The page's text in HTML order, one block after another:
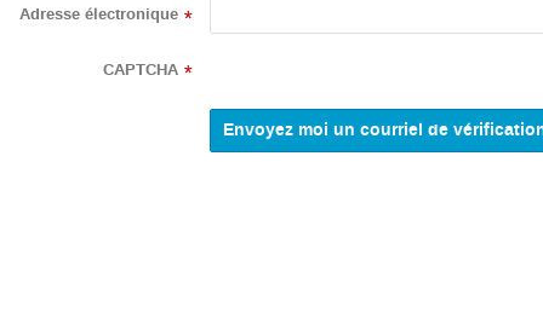
Adresse électronique *
CAPTCHA *